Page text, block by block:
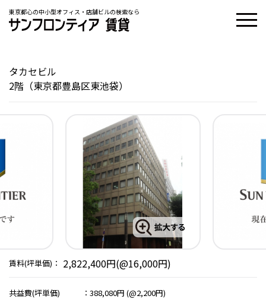
東京都心の中小型オフィス・店舗ビルの検索なら
タカセビル
2階（東京都豊島区東池袋）
賃料(坪単価)： 2,822,400円(@16,000円)
共益費(坪単価) ： 388,080円 (@2,200円)